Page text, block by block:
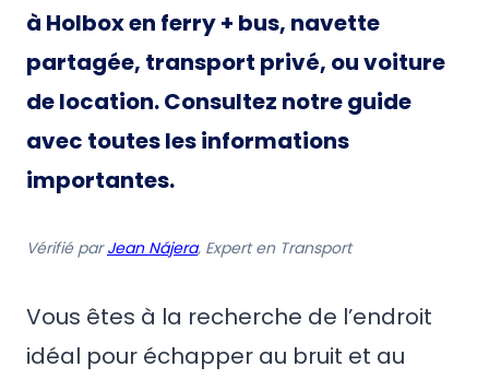
à Holbox en ferry + bus, navette
partagée, transport privé, ou voiture
de location.Consultez notre guide
avec toutes les informations
importantes.
Vérifié parJean Nájera, Expert en Transport
Vous êtes à la recherche de l’endroit
idéal pour échapper au bruit et au